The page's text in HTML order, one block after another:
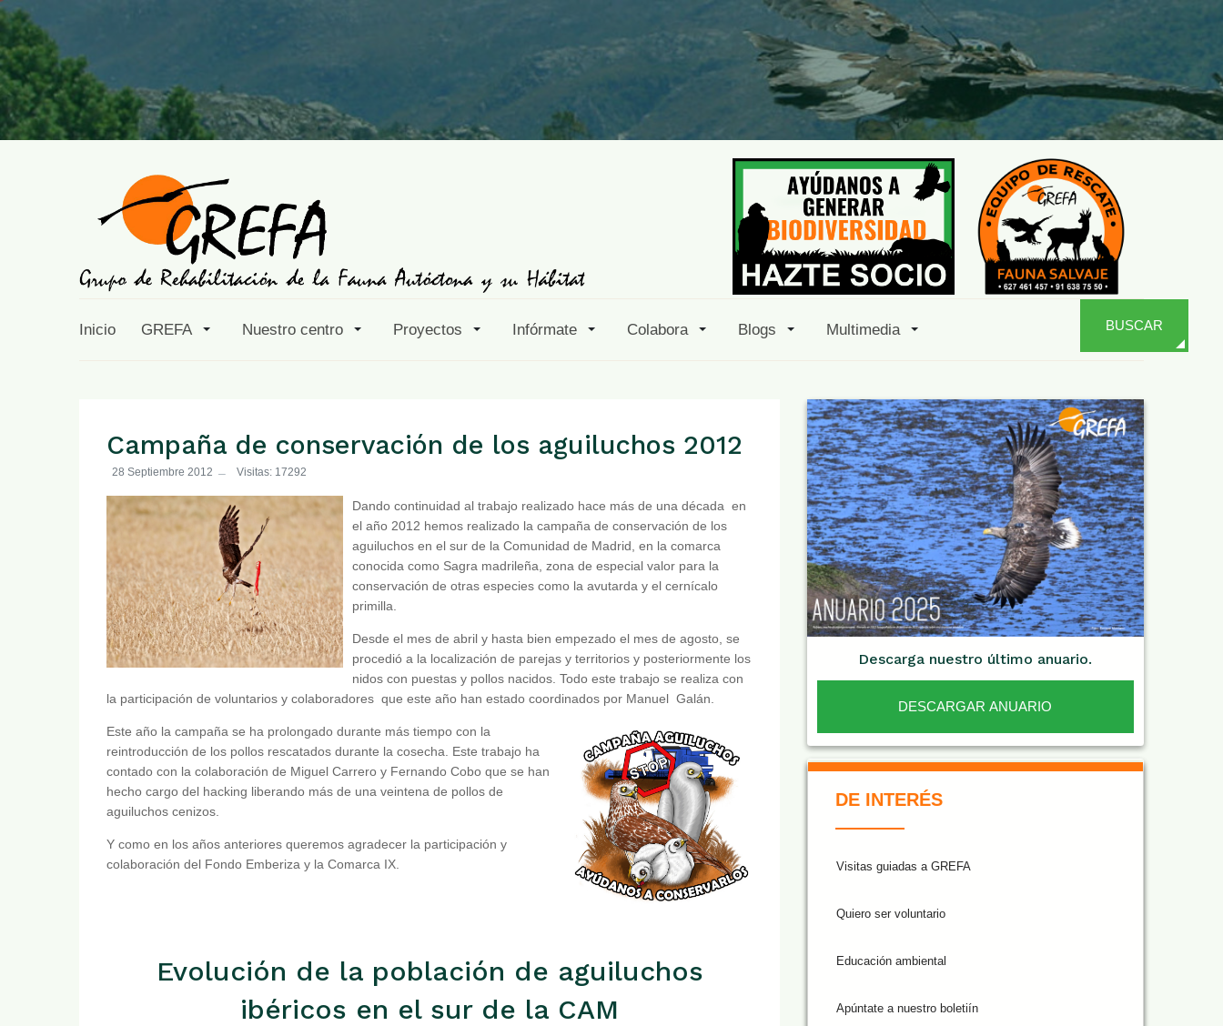
Inicio GREFA Nuestro centro Proyectos Infórmate Colabora Blogs Multimedia BUSCAR
Campaña de conservación de los aguiluchos 2012
28 Septiembre 2012 Visitas: 17292
Dando continuidad al trabajo realizado hace más de una década en
el año 2012 hemos realizado la campaña de conservación de los
aguiluchos en el sur de la Comunidad de Madrid, en la comarca
conocida como Sagra madrileña, zona de especial valor para la
conservación de otras especies como la avutarda y el cernícalo
primilla.
Desde el mes de abril y hasta bien empezado el mes de agosto, se
procedió a la localización de parejas y territorios y posteriormente los
nidos con puestas y pollos nacidos. Todo este trabajo se realiza con
la participación de voluntarios y colaboradores que este año han estado coordinados por Manuel Galán.
Este año la campaña se ha prolongado durante más tiempo con la
reintroducción de los pollos rescatados durante la cosecha. Este trabajo ha
contado con la colaboración de Miguel Carrero y Fernando Cobo que se han
hecho cargo del hacking liberando más de una veintena de pollos de
aguiluchos cenizos.
Y como en los años anteriores queremos agradecer la participación y
colaboración del Fondo Emberiza y la Comarca IX.
Evolución de la población de aguiluchos
ibéricos en el sur de la CAM
Descarga nuestro último anuario.
DESCARGAR ANUARIO
DE INTERÉS
Visitas guiadas a GREFA
Quiero ser voluntario
Educación ambiental
Apúntate a nuestro boletiín